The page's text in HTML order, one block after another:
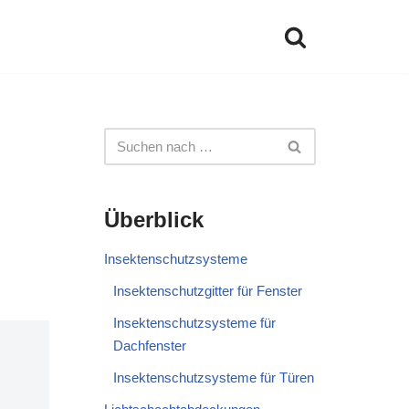
Überblick
Insektenschutzsysteme
Insektenschutzgitter für Fenster
Insektenschutzsysteme für
Dachfenster
Insektenschutzsysteme für Türen